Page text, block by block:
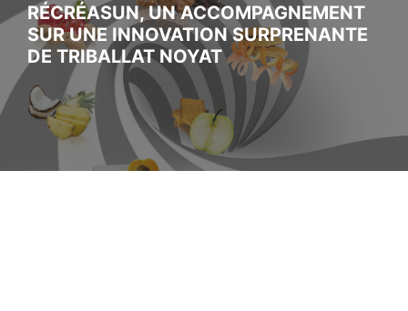
RÉCRÉASUN, UN ACCOMPAGNEMENT
SUR UNE INNOVATION SURPRENANTE
DE TRIBALLAT NOYAT